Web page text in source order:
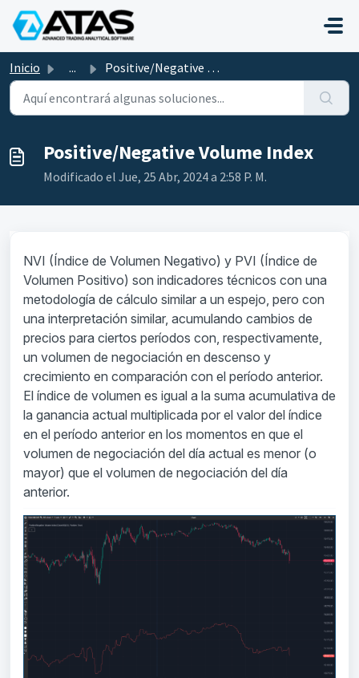
Saltar al contenido principal
Inicio ... Positive/Negative Volume Index
Positive/Negative Volume Index
Modificado el Jue, 25 Abr, 2024 a 2:58 P. M.
NVI (Índice de Volumen Negativo) y PVI (Índice de
Volumen Positivo) son indicadores técnicos con una
metodología de cálculo similar a un espejo, pero con
una interpretación similar, acumulando cambios de
precios para ciertos períodos con, respectivamente,
un volumen de negociación en descenso y
crecimiento en comparación con el período anterior.
El índice de volumen es igual a la suma acumulativa de
la ganancia actual multiplicada por el valor del índice
en el período anterior en los momentos en que el
volumen de negociación del día actual es menor (o
mayor) que el volumen de negociación del día
anterior.